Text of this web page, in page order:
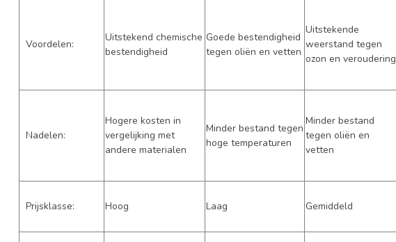
Voordelen:
Uitstekend chemische
bestendigheid
Goede bestendigheid
tegen oliën en vetten
Uitstekende
weerstand tegen
ozon en veroudering
Nadelen:
Hogere kosten in
vergelijking met
andere materialen
Minder bestand tegen
hoge temperaturen
Minder bestand
tegen oliën en
vetten
Prijsklasse: Hoog Laag Gemiddeld